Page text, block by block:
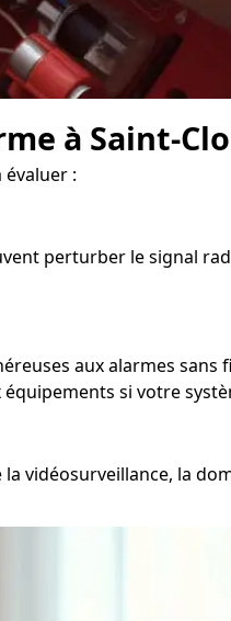
à Saint-
:
perturber le signal
aux alarmes sans
si votre
vidéosurveillance, la